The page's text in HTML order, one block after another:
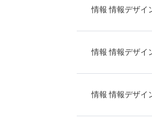
情報 情報デザイ
情報 情報デザイ
情報 情報デザイ